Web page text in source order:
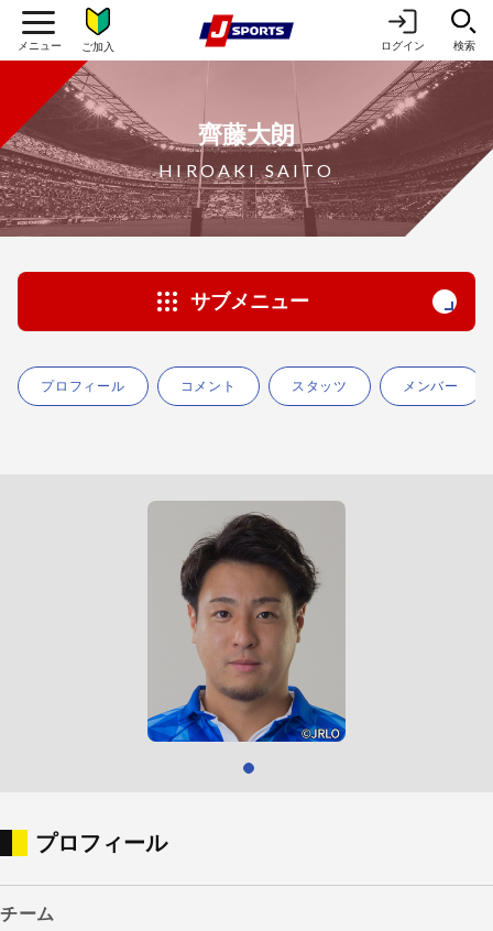
ご加入 ログイン 検索
齊藤大朗
HIROAKI SAITO
サブメニュー
プロフィール コメント スタッツ メンバー
プロフィール
チーム